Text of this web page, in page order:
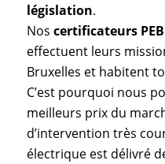
législation.
Nos certificateurs PEB
effectuent leurs
Bruxelles et habitent
C’est pourquoi nous
meilleurs prix du
d’intervention très
électrique est délivré